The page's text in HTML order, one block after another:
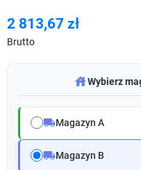
2 813,67 zł
Brutto
warehouseWybierz
local_shippingMagazyn A
local_shippingMagazyn B